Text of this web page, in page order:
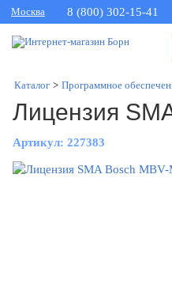
Москва 8 (800) 302-15-41
Каталог > Программное
Лицензия
Артикул: 227383